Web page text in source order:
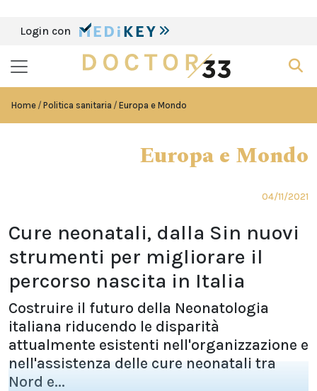
Login con
Home Politica sanitaria Europa e Mondo
Europa e Mondo
04/11/2021
Cure neonatali, dalla Sin nuovi
strumenti per migliorare il
percorso nascita in Italia
Costruire il futuro della Neonatologia
italiana riducendo le disparità
attualmente esistenti nell'organizzazione e
nell'assistenza delle cure neonatali tra
Nord e...